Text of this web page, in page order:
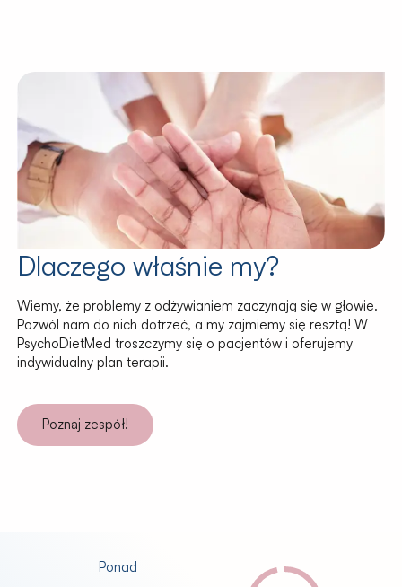
Dlaczego właśnie my?
Wiemy, że problemy z odżywianiem zaczynają się w głowie.
Pozwól nam do nich dotrzeć, a my zajmiemy się resztą! W
PsychoDietMed troszczymy się o pacjentów i oferujemy
indywidualny plan terapii.
Poznaj zespół!
Ponad